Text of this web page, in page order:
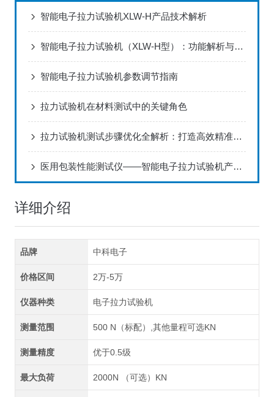
智能电子拉力试验机XLW-H产品技术解析
智能电子拉力试验机（XLW-H型）：功能解析与行业应用指南
智能电子拉力试验机参数调节指南
拉力试验机在材料测试中的关键角色
拉力试验机测试步骤优化全解析：打造高效精准的测试流程
医用包装性能测试仪——智能电子拉力试验机产品特点分析
详细介绍
品牌 中科电子
价格区间 2万-5万
仪器种类 电子拉力试验机
测量范围 500 N（标配）,其他量程可选KN
测量精度 优于0.5级
最大负荷 2000N （可选）KN